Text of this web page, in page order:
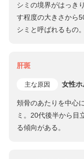
シミの境界がはっき
す程度の大きさから
シミと呼ばれるもの。
肝斑
主な原因 女性
頬骨のあたりを中心
ミ。20代後半から目
る傾向がある。